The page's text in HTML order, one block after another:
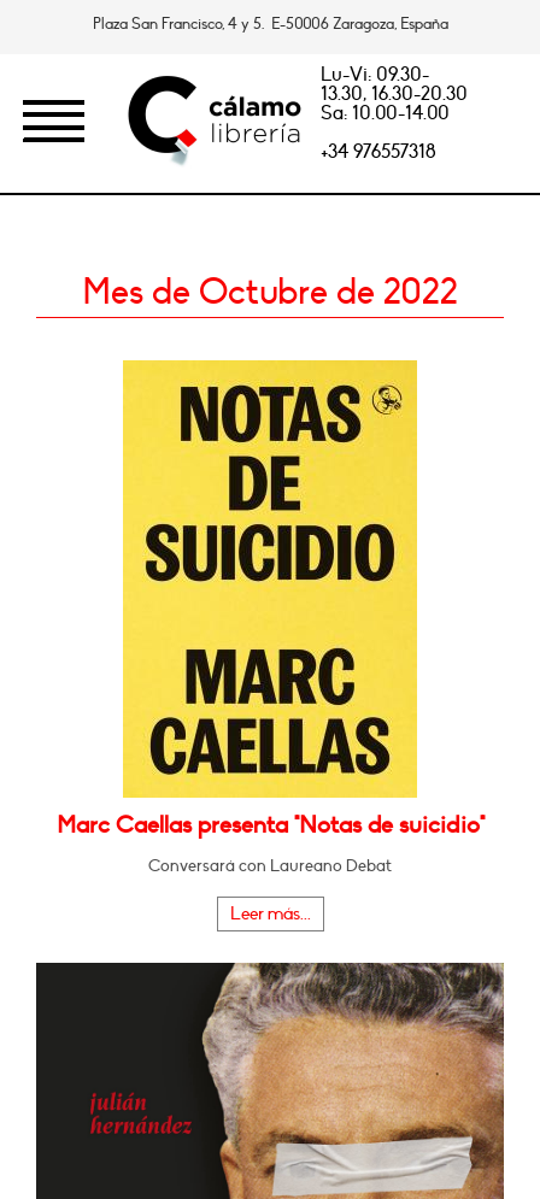
Plaza San Francisco, 4 y 5. E-50006 Zaragoza, España
Lu-Vi: 09.30-
13.30, 16.30-20.30
Sa: 10.00-14.00
+34 976557318
Mes de Octubre de 2022
Marc Caellas presenta "Notas de suicidio"
Conversará con Laureano Debat
Leer más...